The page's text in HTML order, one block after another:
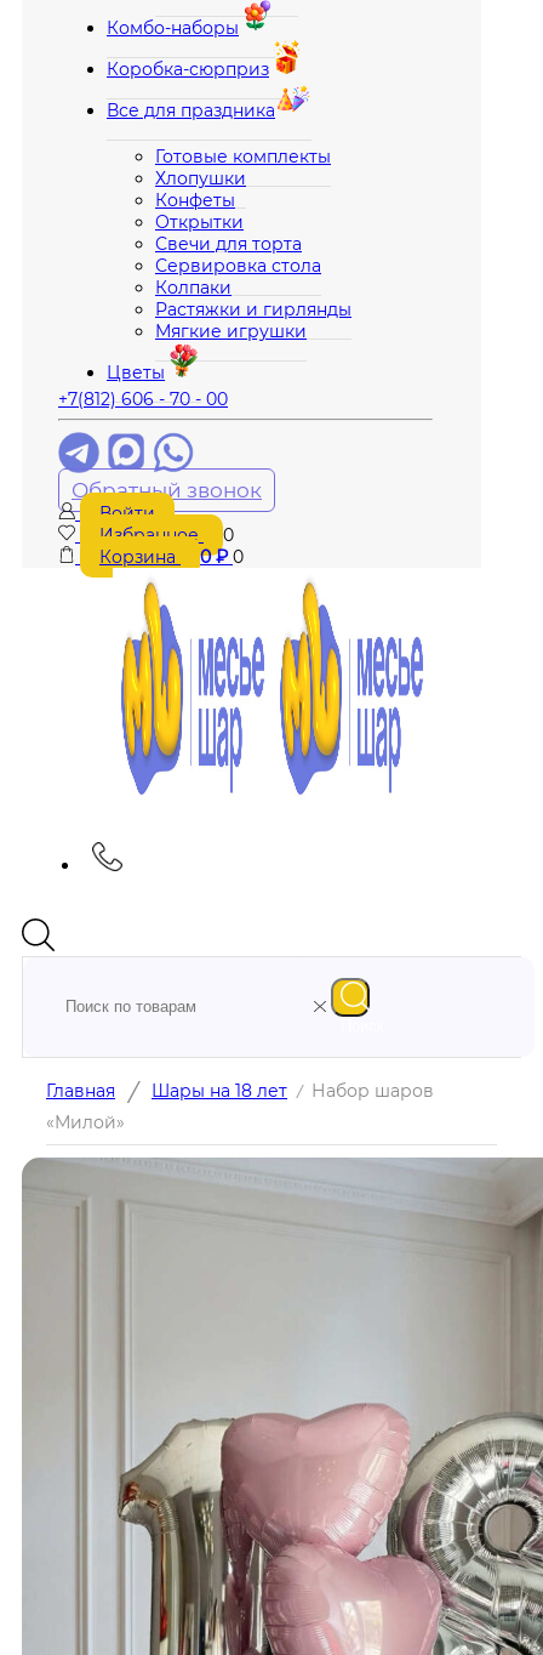
Комбо-наборы
Коробка-сюрприз
Все для праздника
Готовые комплекты
Хлопушки
Конфеты
Открытки
Свечи для торта
Сервировка стола
Колпаки
Растяжки и гирлянды
Мягкие игрушки
Цветы
+7(812) 606 - 70 - 00
Обратный звонок
Войти
Избранное
0
Корзина
0₽ 0
Главная / Шары на 18 лет / Набор шаров
«Милой»